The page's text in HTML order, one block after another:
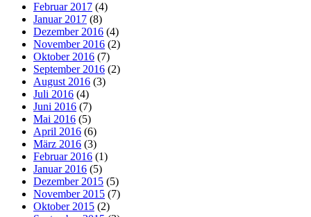
Februar 2017 (4)
Januar 2017 (8)
Dezember 2016 (4)
November 2016 (2)
Oktober 2016 (7)
September 2016 (2)
August 2016 (3)
Juli 2016 (4)
Juni 2016 (7)
Mai 2016 (5)
April 2016 (6)
März 2016 (3)
Februar 2016 (1)
Januar 2016 (5)
Dezember 2015 (5)
November 2015 (7)
Oktober 2015 (2)